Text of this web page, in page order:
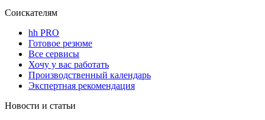
Соискателям
hh PRO
Готовое резюме
Все сервисы
Хочу у вас работать
Производственный календарь
Экспертная рекомендация
Новости и статьи